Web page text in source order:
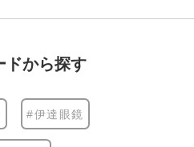
ドから探す
#伊達眼鏡